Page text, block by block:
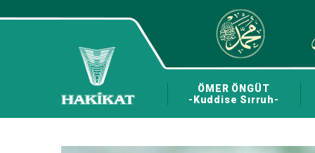
ÖMER ÖNGÜT
-Kuddise Sırruh-